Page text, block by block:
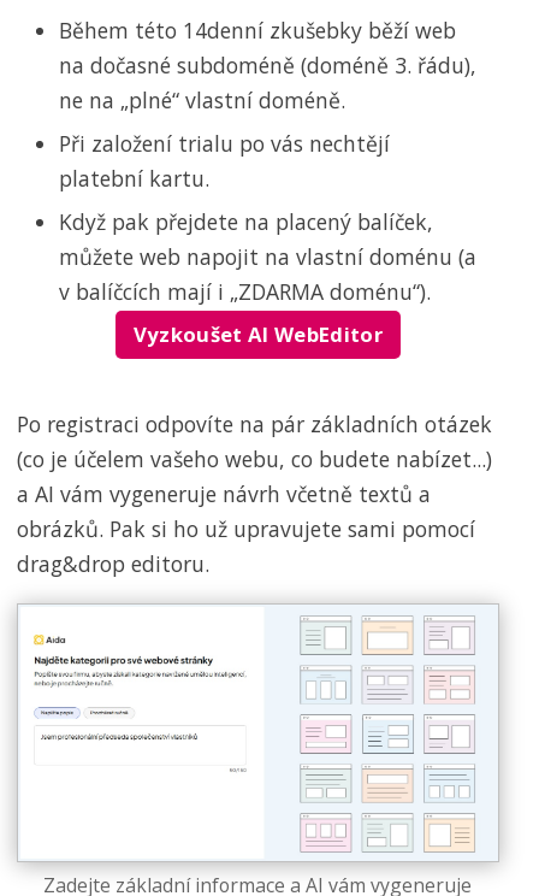
Během této 14denní zkušebky běží web
na dočasné subdoméně (doméně 3. řádu),
ne na „plné“ vlastní doméně.
Při založení trialu po vás nechtějí
platební kartu.
Když pak přejdete na placený balíček,
můžete web napojit na vlastní doménu (a
v balíčcích mají i „ZDARMA doménu“).
Vyzkoušet AI WebEditor
Po registraci odpovíte na pár základních otázek
(co je účelem vašeho webu, co budete nabízet...)
a AI vám vygeneruje návrh včetně textů a
obrázků. Pak si ho už upravujete sami pomocí
drag&drop editoru.
Zadejte základní informace a AI vám vygeneruje